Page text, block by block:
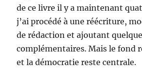
de ce livre il y a maintenant
j’ai procédé à une réécriture,
de rédaction et ajoutant
complémentaires. Mais le fond
et la démocratie reste centrale.